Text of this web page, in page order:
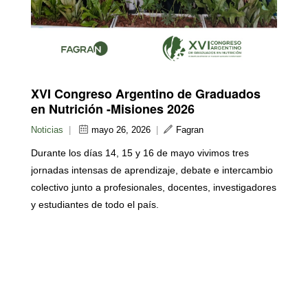
XVI Congreso Argentino de Graduados
en Nutrición -Misiones 2026
Noticias mayo 26, 2026 Fagran
Durante los días 14, 15 y 16 de mayo vivimos tres
jornadas intensas de aprendizaje, debate e intercambio
colectivo junto a profesionales, docentes, investigadores
y estudiantes de todo el país.